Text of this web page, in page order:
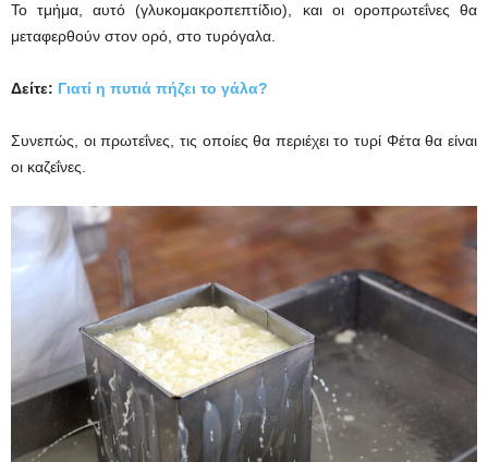
Το τμήμα, αυτό (γλυκομακροπεπτίδιο), και οι οροπρωτεΐνες θα
μεταφερθούν στον ορό, στο τυρόγαλα.
Δείτε: Γιατί η πυτιά πήζει το γάλα?
Συνεπώς, οι πρωτεΐνες, τις οποίες θα περιέχει το τυρί Φέτα θα είναι
οι καζεΐνες.